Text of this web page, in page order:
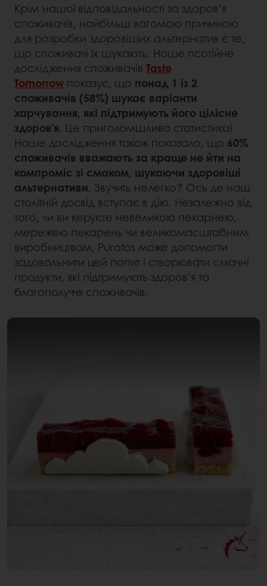
Крім нашої відповідальності за здоров’я
споживачів, найбільш вагомою причиною
для розробки здоровіших альтернатив є те,
що споживачі їх шукають. Наше псотійне
дослідження споживачів Taste
Tomorrow показує, що понад 1 із 2
споживачів (58%) шукає варіанти
харчування, які підтримують його цілісне
здоров’я. Це приголомшлива статистика!
Наше дослідження також показало, що 60%
споживачів вважають за краще не йти на
компроміс зі смаком, шукаючи здоровіші
альтернативи. Звучить нелегко? Ось де наш
столітній досвід вступає в дію. Незалежно від
того, чи ви керуєте невеликою пекарнею,
мережею пекарень чи великомасштабним
виробництвом, Puratos може допомогти
задовольнити цей попит і створювати смачні
продукти, які підтримують здоров’я та
благополуччя споживачів.